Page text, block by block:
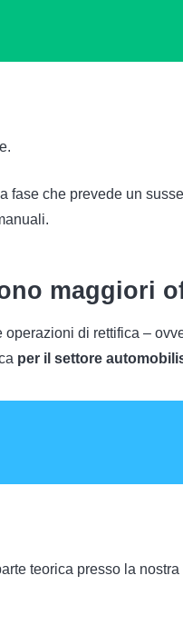
fase che prevede un
maggiori
operazioni di rettifica –
per il settore
teorica presso la